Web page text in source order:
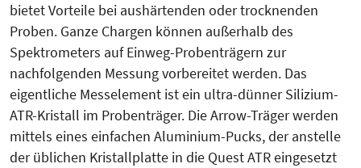
bietet Vorteile bei aushärtenden oder trocknenden
Proben. Ganze Chargen können außerhalb des
Spektrometers auf Einweg-Probenträgern zur
nachfolgenden Messung vorbereitet werden. Das
eigentliche Messelement ist ein ultra-dünner Silizium-
ATR-Kristall im Probenträger. Die Arrow-Träger werden
mittels eines einfachen Aluminium-Pucks, der anstelle
der üblichen Kristallplatte in die Quest ATR eingesetzt